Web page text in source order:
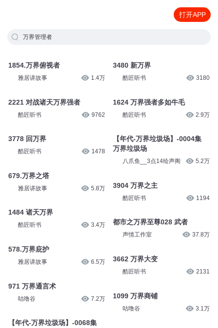
打开APP
万界管理者
1854.万界俯视者
雅居讲故事 1.4万
2221 对战诸天万界强者
酷匠听书 9762
3778 回万界
酷匠听书 1478
679.万界之塔
雅居讲故事 5.8万
1484 诸天万界
酷匠听书 3.4万
578.万界庇护
雅居讲故事 6.5万
971 万界通言术
咕噜谷 7.2万
【年代-万界垃圾场】-0068集
3480 新万界
酷匠听书 3180
1624 万界强者多如牛毛
酷匠听书 2.9万
【年代-万界垃圾场】-0004集
万界垃圾场
八爪鱼__3点14绘声阁 5.2万
3904 万界之主
酷匠听书 1194
都市之万界至尊028 武者
声情工作室 37.8万
3662 万界大变
酷匠听书 2131
1099 万界商铺
咕噜谷 3.1万